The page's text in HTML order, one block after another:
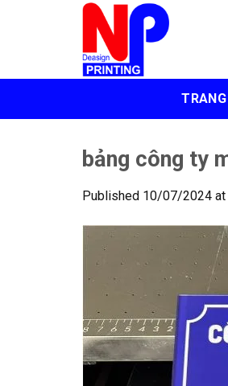
bảng công ty
Published 10/07/2024 at